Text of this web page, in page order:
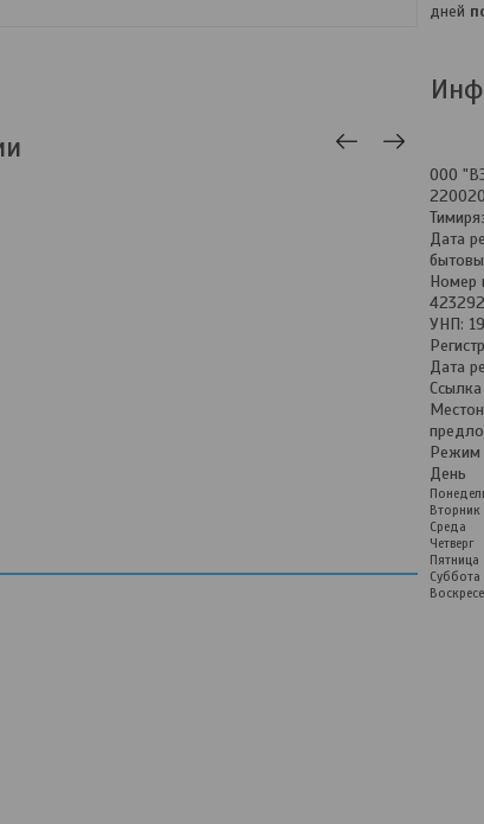
дней
ООО
Дата
Номер
УНП:
Дата
Режим
День
Вторник
Среда
Четверг
Пятница
Суббота